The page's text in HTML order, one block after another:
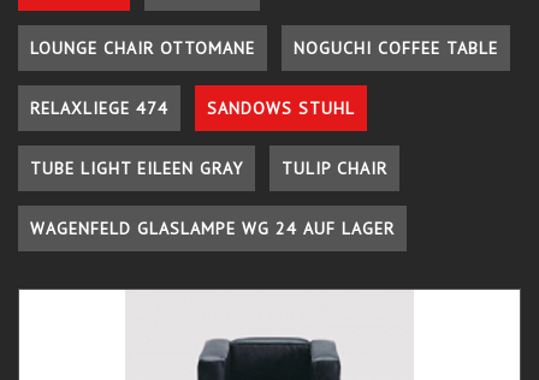
LOUNGE CHAIR OTTOMANE NOGUCHI COFFEE TABLE
RELAXLIEGE 474 SANDOWS STUHL
TUBE LIGHT EILEEN GRAY TULIP CHAIR
WAGENFELD GLASLAMPE WG 24 AUF LAGER